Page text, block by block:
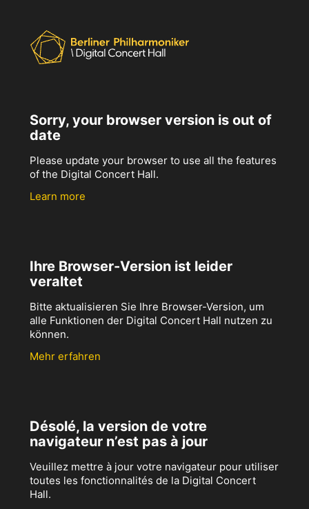
Sorry, your browser version is out of
date
Please update your browser to use all the features
of the Digital Concert Hall.
Learn more
Ihre Browser-Version ist leider
veraltet
Bitte aktualisieren Sie Ihre Browser-Version, um
alle Funktionen der Digital Concert Hall nutzen zu
können.
Mehr erfahren
Désolé, la version de votre
navigateur n’est pas à jour
Veuillez mettre à jour votre navigateur pour utiliser
toutes les fonctionnalités de la Digital Concert
Hall.